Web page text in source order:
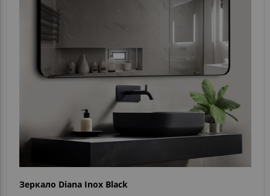
Зеркало Diana Inox Black